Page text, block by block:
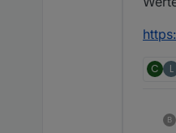
C L
B